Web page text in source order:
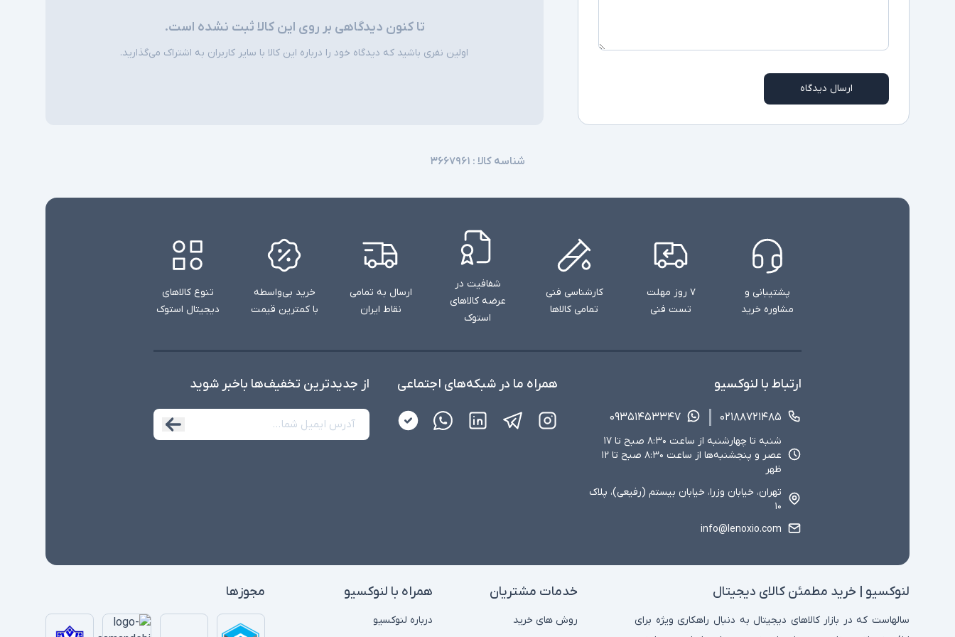
توضیحات تکمیلی
امکاناتی نظیر نور پس زمینه کیبورد و اسکنر اثر
ارسال دیدگاه
تا کنون دیدگاهی بر روی این کالا ثبت نشده است.
اولین نفری باشید که دیدگاه خود را درباره این کالا با سایر کاربران به اشتراک می‌گذارید.
شناسه کالا : ۳۶۶۷۹۶۱
پشتیبانی و
مشاوره خرید
۷ روز مهلت
تست فنی
کارشناسی فنی
تمامی کالاها
شفافیت در
عرضه کالاهای
استوک
ارسال به تمامی
نقاط ایران
خرید بی‌واسطه
با کمترین قیمت
تنوع کالاهای
دیجیتال استوک
ارتباط با لنوکسیو
۰۲۱۸۸۷۲۱۴۸۵ ۰۹۳۵۱۴۵۳۳۴۷
شنبه تا چهارشنبه از ساعت ۸:۳۰ صبح تا ۱۷
عصر و پنجشنبه‌ها از ساعت ۸:۳۰ صبح تا ۱۲
ظهر
تهران، خیابان وزرا، خیابان بیستم (رفیعی)، پلاک
۱۰
info@lenoxio.com
همراه ما در شبکه‌های اجتماعی از جدید‌ترین تخفیف‌ها با‌خبر شوید
لنوکسیو | خرید مطمئن کالای دیجیتال
سالهاست که در بازار کالاهای دیجیتال به دنبال راهکاری ویژه برای
خدمات مشتریان
روش های خرید
همراه با لنوکسیو
درباره لنوکسیو
مجوزها